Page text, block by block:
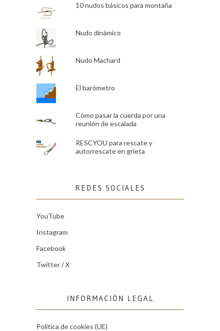
10 nudos básicos para montaña
Nudo dinámico
Nudo Machard
El barómetro
Cómo pasar la cuerda por una
reunión de escalada
RESCYOU para rescate y
autorrescate en grieta
REDES SOCIALES
YouTube
Instagram
Facebook
Twitter / X
INFORMACIÓN LEGAL
Política de cookies (UE)